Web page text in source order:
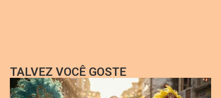
TALVEZ VOCÊ GOSTE